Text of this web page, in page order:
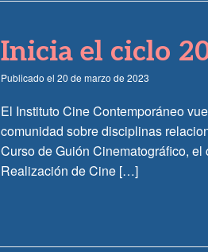
Inicia el ciclo
Publicado el20 de marzo de 2023
El Instituto Cine Contemporáneo
comunidad sobre disciplinas
Curso de Guión Cinematográfico,
Realización de Cine […]